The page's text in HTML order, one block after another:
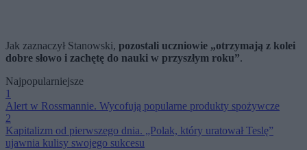
Jak zaznaczył Stanowski, pozostali uczniowie „otrzymają z kolei
dobre słowo i zachętę do nauki w przyszłym roku”.
Najpopularniejsze
1
Alert w Rossmannie. Wycofują popularne produkty spożywcze
2
Kapitalizm od pierwszego dnia. „Polak, który uratował Teslę”
ujawnia kulisy swojego sukcesu